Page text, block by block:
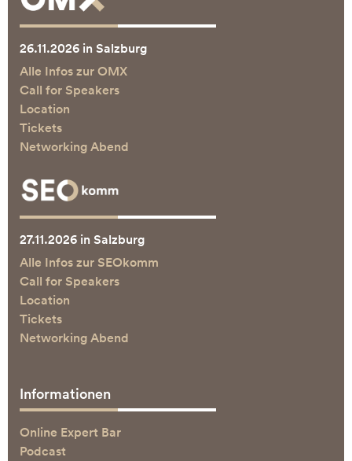
26.11.2026 in Salzburg
Alle Infos zur OMX
Call for Speakers
Location
Tickets
Networking Abend
27.11.2026 in Salzburg
Alle Infos zur SEOkomm
Call for Speakers
Location
Tickets
Networking Abend
Informationen
Online Expert Bar
Podcast